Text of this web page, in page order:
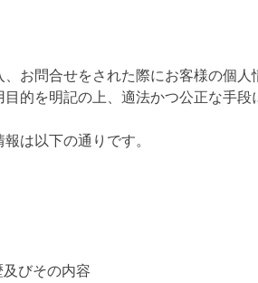
お問合せをされた際にお客様の個人
的を明記の上、適法かつ公正な手段
は以下の通りです。
びその内容